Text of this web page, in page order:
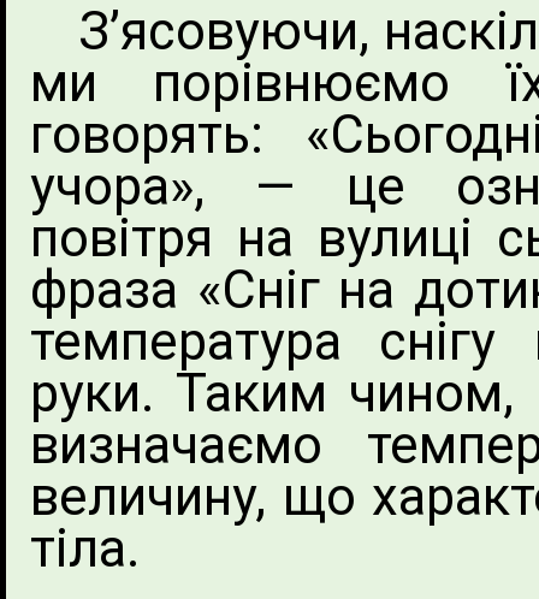
З’ясовуючи,
ми порівнюємо
говорять:
учора», — це
повітря на вулиці
фраза «Сніг на
температура
руки. Таким чином,
визначаємо
величину, що
тіла.